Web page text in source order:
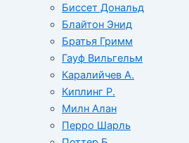
Биссет Дональд
Блайтон Энид
Братья Гримм
Гауф Вильгельм
Каралийчев А.
Киплинг Р.
Милн Алан
Перро Шарль